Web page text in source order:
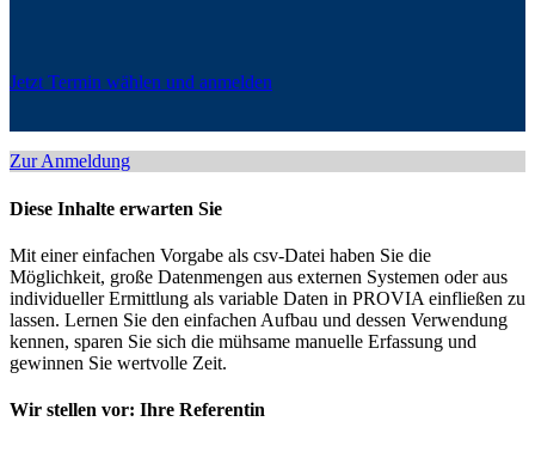
Jetzt Termin wählen und anmelden
Zur Anmeldung
Diese Inhalte erwarten Sie
Mit einer einfachen Vorgabe als csv-Datei haben Sie die
Möglichkeit, große Datenmengen aus externen Systemen oder aus
individueller Ermittlung als variable Daten in PROVIA einfließen zu
lassen. Lernen Sie den einfachen Aufbau und dessen Verwendung
kennen, sparen Sie sich die mühsame manuelle Erfassung und
gewinnen Sie wertvolle Zeit.
Wir stellen vor: Ihre Referentin